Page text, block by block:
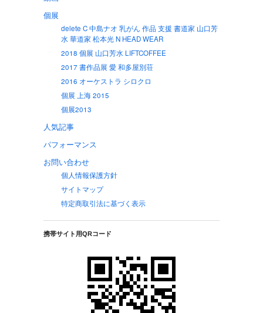
個展
delete C 中島ナオ 乳がん 作品 支援 書道家 山口芳
水 華道家 松本光 N HEAD WEAR
2018 個展 山口芳水 LIFTCOFFEE
2017 書作品展 愛 和多屋別荘
2016 オーケストラ シロクロ
個展 上海 2015
個展2013
人気記事
パフォーマンス
お問い合わせ
個人情報保護方針
サイトマップ
特定商取引法に基づく表示
携帯サイト用QRコード